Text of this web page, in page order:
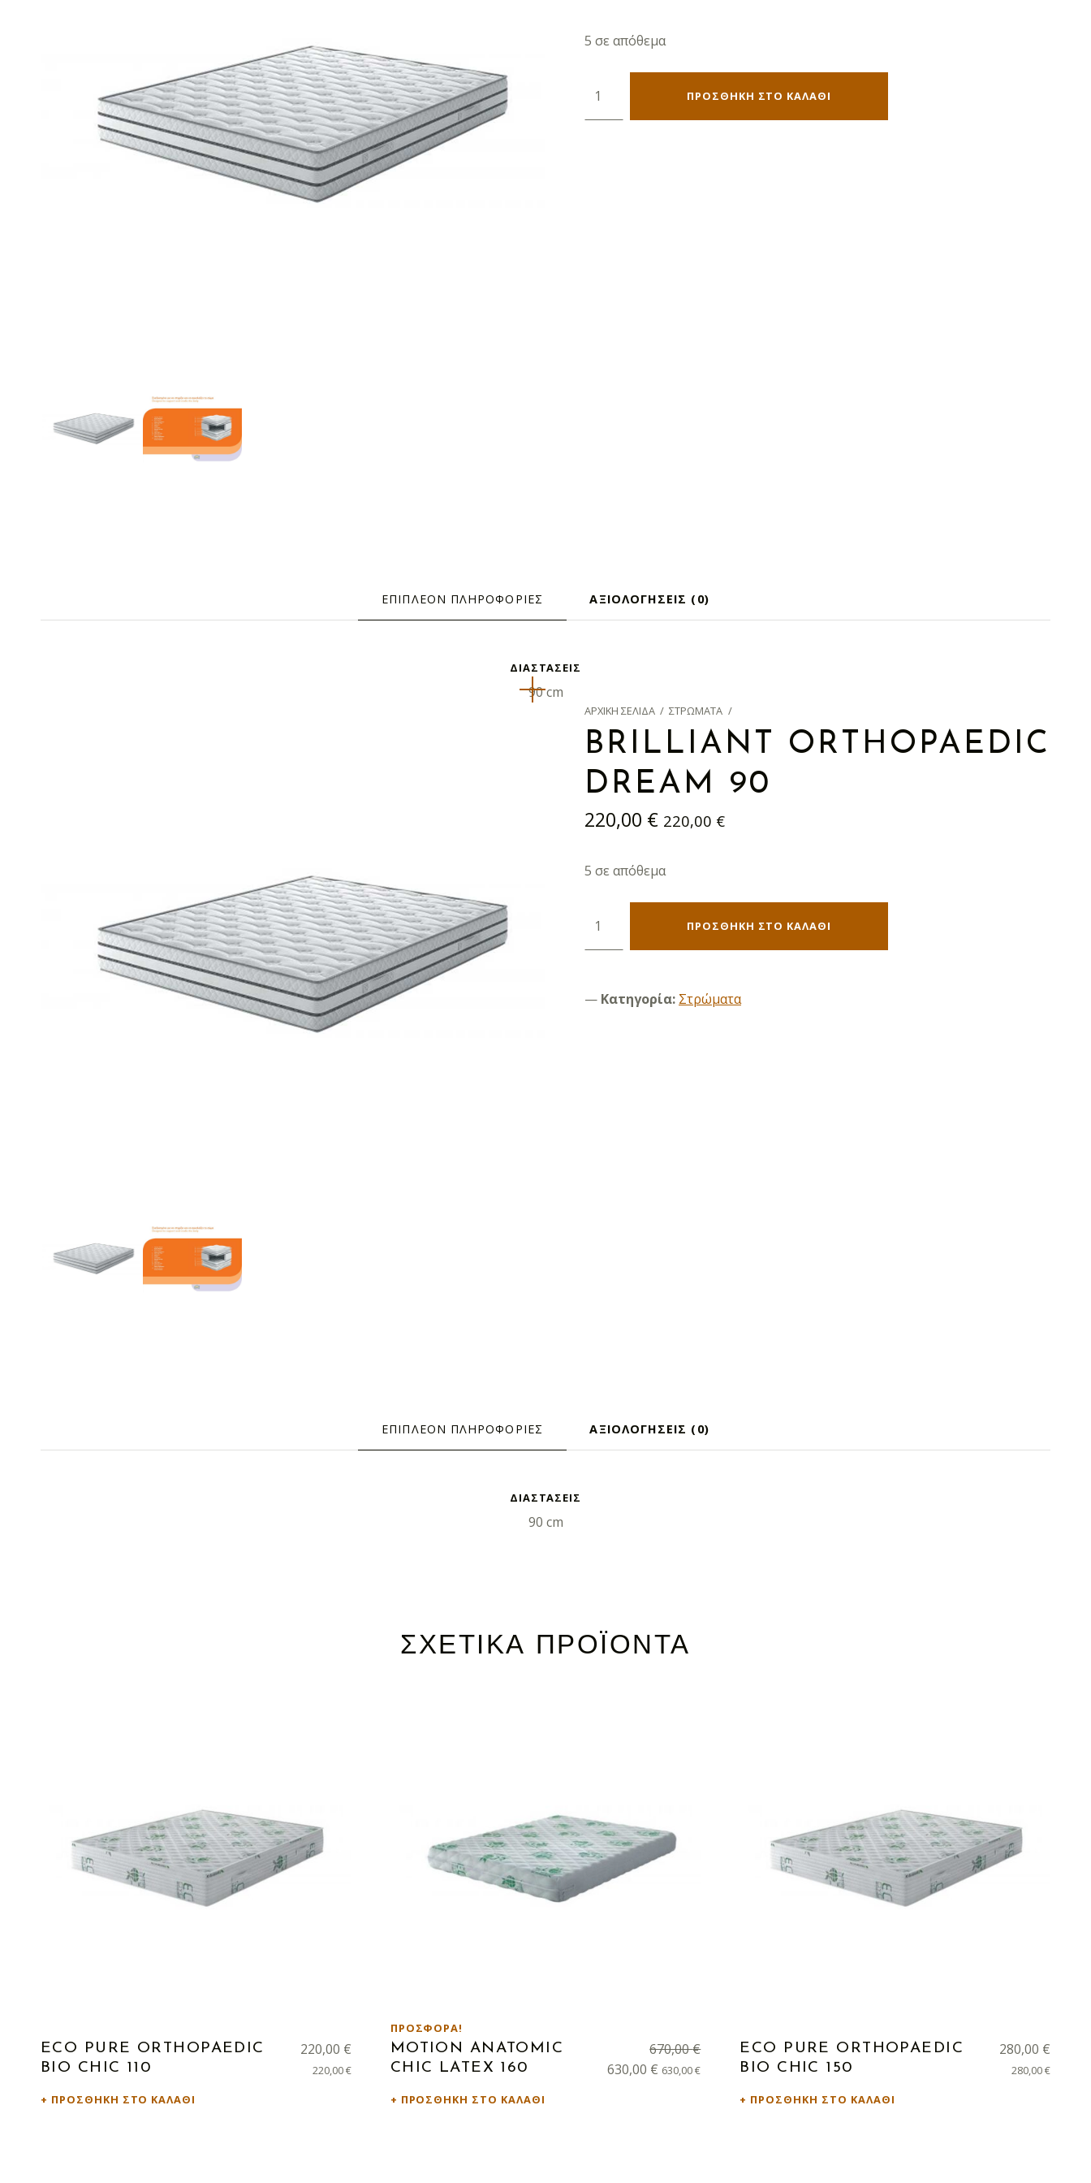
5 σε απόθεμα
Brilliant Orthopaedic Dream 90 ποσότητα
ΠΡΟΣΘΉΚΗ ΣΤΟ ΚΑΛΆΘΙ
ΕΠΙΠΛΈΟΝ ΠΛΗΡΟΦΟΡΊΕΣ ΑΞΙΟΛΟΓΉΣΕΙΣ (0)
ΔΙΑΣΤΑΣΕΙΣ
90 cm
ΑΡΧΙΚΉ ΣΕΛΊΔΑ / ΣΤΡΏΜΑΤΑ /
BRILLIANT ORTHOPAEDIC
DREAM 90
220,00 € 220,00 €
5 σε απόθεμα
Brilliant Orthopaedic Dream 90 ποσότητα
ΠΡΟΣΘΉΚΗ ΣΤΟ ΚΑΛΆΘΙ
Κατηγορία: Στρώματα
ΕΠΙΠΛΈΟΝ ΠΛΗΡΟΦΟΡΊΕΣ ΑΞΙΟΛΟΓΉΣΕΙΣ (0)
ΔΙΑΣΤΑΣΕΙΣ
90 cm
ΣΧΕΤΙΚΆ ΠΡΟΪΌΝΤΑ
ECO PURE ORTHOPAEDIC
BIO CHIC 110
220,00 €
220,00€
ΠΡΟΣΘΉΚΗ ΣΤΟ ΚΑΛΆΘΙ
MOTION ANATOMIC
CHIC LATEX 160
ΠΡΟΣΦΟΡΆ!
670,00€
Original price was: 670,00 €.
630,00 € Η τρέχουσα τιμή είναι: 630,00 €.
630,00€
ΠΡΟΣΘΉΚΗ ΣΤΟ ΚΑΛΆΘΙ
ECO PURE ORTHOPAEDIC
BIO CHIC 150
280,00 €
280,00€
ΠΡΟΣΘΉΚΗ ΣΤΟ ΚΑΛΆΘΙ